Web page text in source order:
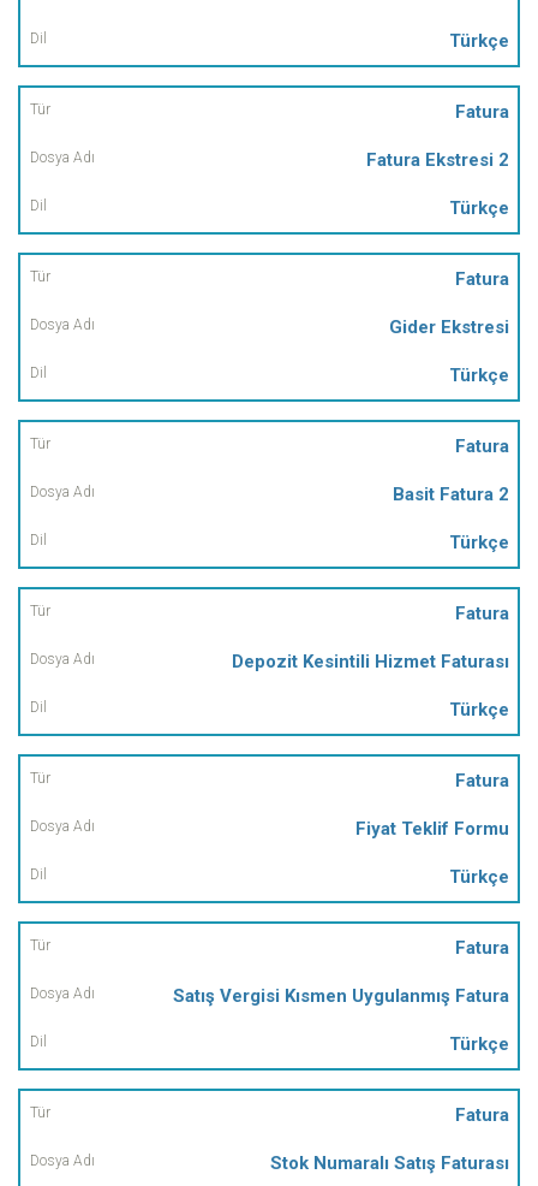
Türkçe
Fatura
Fatura Ekstresi 2
Türkçe
Fatura
Gider Ekstresi
Türkçe
Fatura
Basit Fatura 2
Türkçe
Fatura
Depozit Kesintili Hizmet Faturası
Türkçe
Fatura
Fiyat Teklif Formu
Türkçe
Fatura
Satış Vergisi Kısmen Uygulanmış Fatura
Türkçe
Fatura
Stok Numaralı Satış Faturası